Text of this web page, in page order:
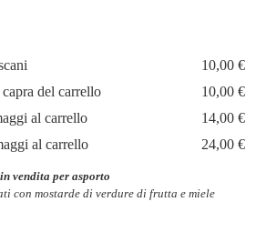
10,00 €
10,00 €
del carrello
14,00 €
al carrello
24,00 €
al carrello
vendita per asporto
con mostarde di verdure di frutta e miele